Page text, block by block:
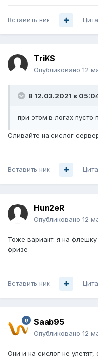
Вставить ник
TriKS
Опубликовано 12
В 12.03.2021 в
при этом в логах пусто
Сливайте на сислог
Вставить ник
Hun2eR
Опубликовано 12
Тоже вариант. я на флешку
фризе
Вставить ник
Saab95
Опубликовано 12
Они и на сислог не улетят,